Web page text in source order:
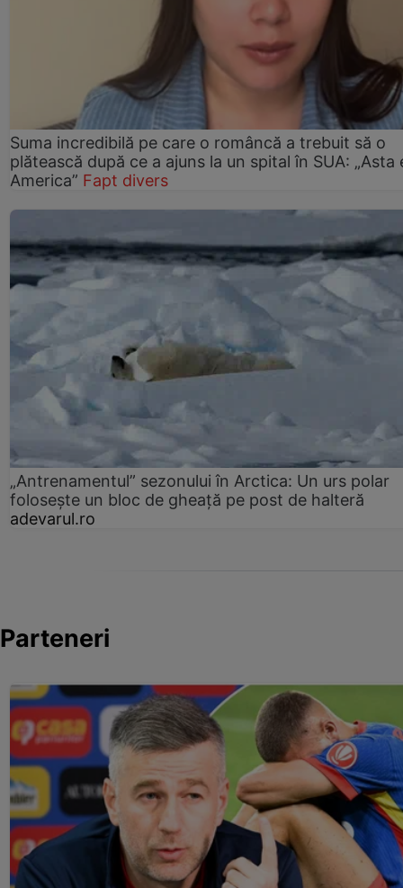
Suma incredibilă pe care o româncă a trebuit să o
plătească după ce a ajuns la un spital în SUA: „Asta
America” Fapt divers
„Antrenamentul” sezonului în Arctica: Un urs polar
folosește un bloc de gheață pe post de halteră
adevarul.ro
Parteneri